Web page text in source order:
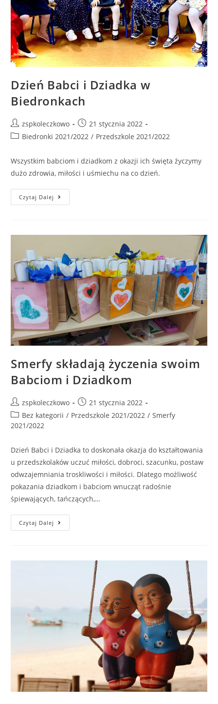
Dzień Babci i Dziadka w
Biedronkach
zspkoleczkowo
21 stycznia 2022
Biedronki 2021/2022 / Przedszkole 2021/2022
Wszystkim babciom i dziadkom z okazji ich święta życzymy
dużo zdrowia, miłości i uśmiechu na co dzień.
Czytaj Dalej
Smerfy składają życzenia swoim
Babciom i Dziadkom
zspkoleczkowo
21 stycznia 2022
Bez kategorii / Przedszkole 2021/2022 / Smerfy
2021/2022
Dzień Babci i Dziadka to doskonała okazja do kształtowania
u przedszkolaków uczuć miłości, dobroci, szacunku, postaw
odwzajemniania troskliwości i miłości. Dlatego możliwość
pokazania dziadkom i babciom wnucząt radośnie
śpiewających, tańczących,…
Czytaj Dalej